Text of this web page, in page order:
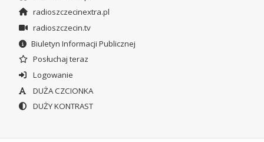
radioszczecinextra.pl
radioszczecin.tv
Biuletyn Informacji Publicznej
Posłuchaj teraz
Logowanie
DUŻA CZCIONKA
DUŻY KONTRAST